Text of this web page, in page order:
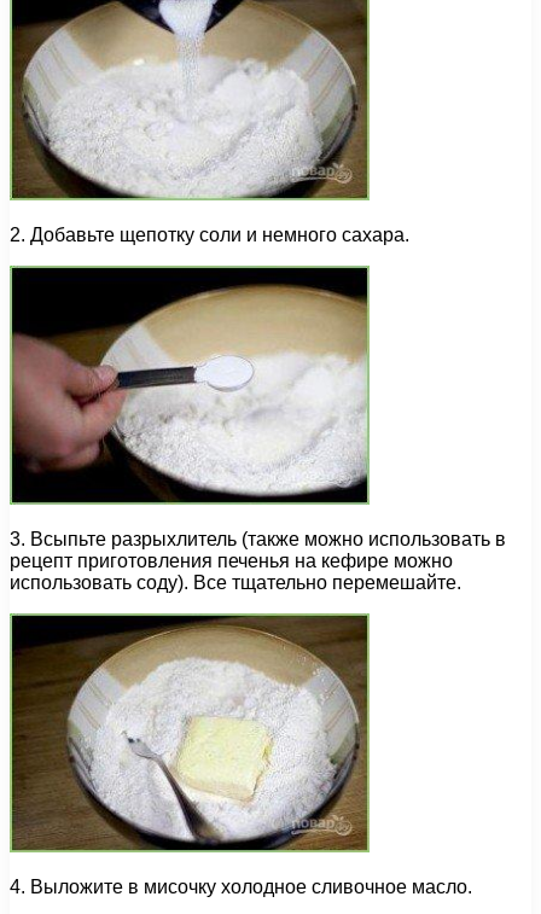
2. Добавьте щепотку соли и немного сахара.
3. Всыпьте разрыхлитель (также можно использовать в
рецепт приготовления печенья на кефире можно
использовать соду). Все тщательно перемешайте.
4. Выложите в мисочку холодное сливочное масло.